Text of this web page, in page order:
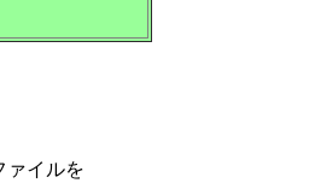
イルを